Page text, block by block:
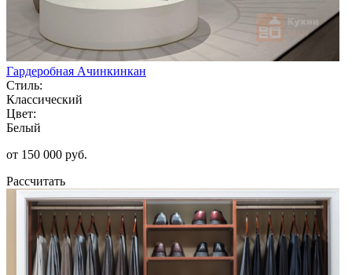
Гардеробная Ачинкинкан
Стиль:
Классический
Цвет:
Белый
от 150 000 руб.
Рассчитать